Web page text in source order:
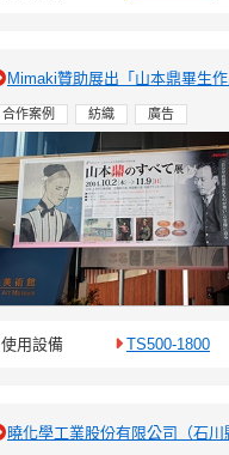
Mimaki贊助展出「山本鼎畢生作
合作案例 紡織 廣告
使用設備 TS500-1800
曉化學工業股份有限公司（石川